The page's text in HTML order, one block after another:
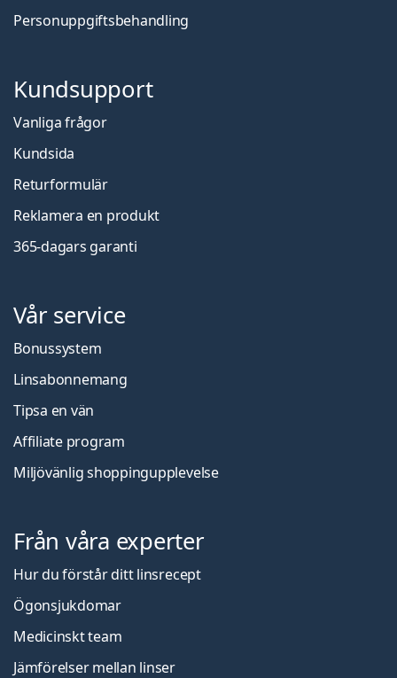
Personuppgiftsbehandling
Kundsupport
Vanliga frågor
Kundsida
Returformulär
Reklamera en produkt
365-dagars garanti
Vår service
Bonussystem
Linsabonnemang
Tipsa en vän
Affiliate program
Miljövänlig shoppingupplevelse
Från våra experter
Hur du förstår ditt linsrecept
Ögonsjukdomar
Medicinskt team
Jämförelser mellan linser